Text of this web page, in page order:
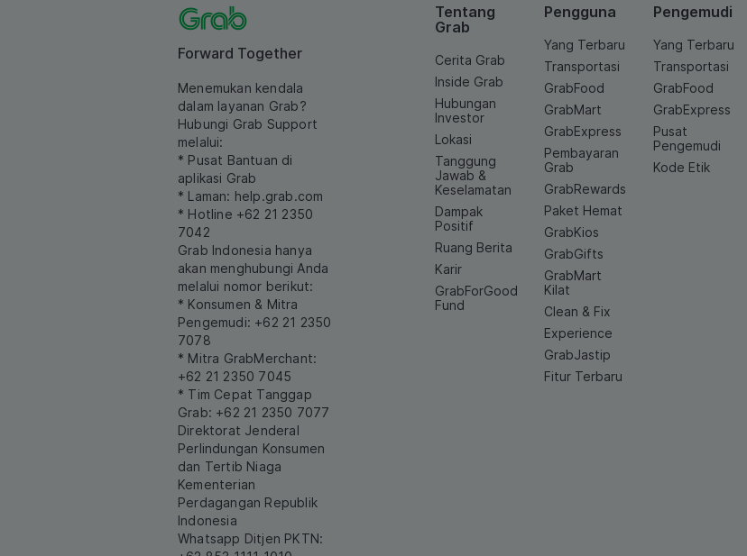
Forward Together
Menemukan kendala
dalam layanan Grab?
Hubungi Grab Support
melalui:
* Pusat Bantuan di
aplikasi Grab
* Laman: help.grab.com
* Hotline +62 21 2350
7042
Grab Indonesia hanya
akan menghubungi Anda
melalui nomor berikut:
* Konsumen & Mitra
Pengemudi: +62 21 2350
7078
* Mitra GrabMerchant:
+62 21 2350 7045
* Tim Cepat Tanggap
Grab: +62 21 2350 7077
Direktorat Jenderal
Perlindungan Konsumen
dan Tertib Niaga
Kementerian
Perdagangan Republik
Indonesia
Whatsapp Ditjen PKTN:
Tentang
Grab
Cerita Grab
Inside Grab
Hubungan
Investor
Lokasi
Tanggung
Jawab &
Keselamatan
Dampak
Positif
Ruang Berita
Karir
GrabForGood
Fund
Pengguna
Yang Terbaru
Transportasi
GrabFood
GrabMart
GrabExpress
Pembayaran
Grab
GrabRewards
Paket Hemat
GrabKios
GrabGifts
GrabMart
Kilat
Clean & Fix
Experience
GrabJastip
Fitur Terbaru
Pengemudi
Yang Terbaru
Transportasi
GrabFood
GrabExpress
Pusat
Pengemudi
Kode Etik